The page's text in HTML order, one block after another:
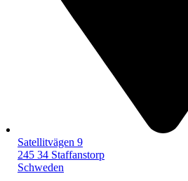
Satellitvägen 9
245 34 Staffanstorp
Schweden